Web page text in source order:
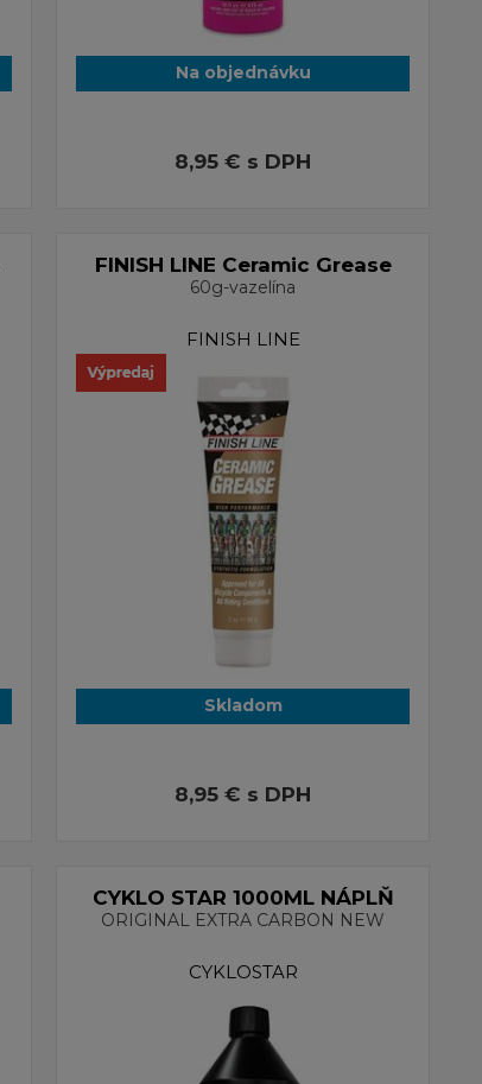
Na objednávku
8,95 € s DPH
FINISH LINE Ceramic Grease
60g-vazelína
FINISH LINE
Skladom
8,95 € s DPH
CYKLO STAR 1000ML NÁPLŇ
ORIGINAL EXTRA CARBON NEW
CYKLOSTAR